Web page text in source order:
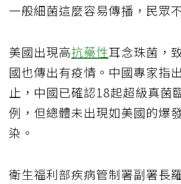
一般細菌這麼容易傳播，民眾
美國出現高抗藥性耳念珠菌，
國也傳出有疫情。中國專家指
止，中國已確認18起超級真菌
例，但總體未出現如美國的爆
染。
衛生福利部疾病管制署副署長